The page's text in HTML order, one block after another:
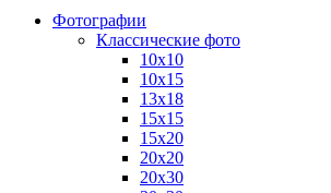
Фотографии
Классические фото
10х10
10х15
13х18
15х15
15х20
20х20
20х30